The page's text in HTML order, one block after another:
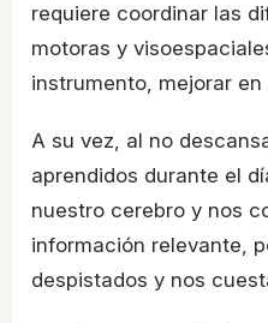
requiere coordinar las
motoras y
instrumento, mejorar en
A su vez, al no
aprendidos durante el
nuestro cerebro y nos
información relevante,
despistados y nos